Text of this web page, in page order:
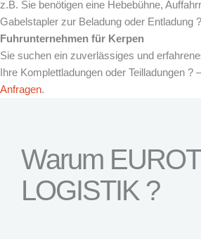
z.B. Sie benötigen eine Hebebühne,
Gabelstapler zur Beladung oder Entladung ?
Fuhrunternehmen für Kerpen
Sie suchen ein zuverlässiges und
Ihre Komplettladungen oder Teilladungen ?
Anfragen.
Warum
LOGISTIK ?